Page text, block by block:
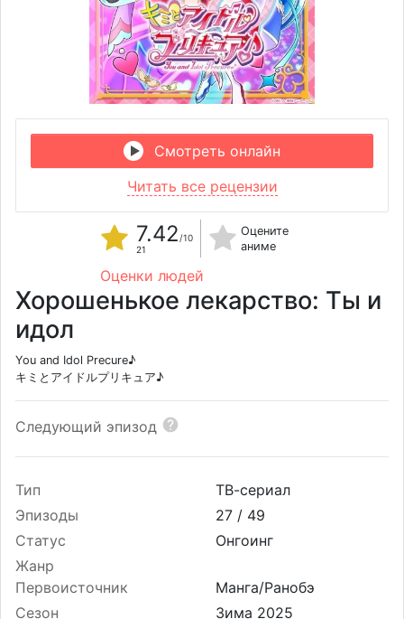
Смотреть онлайн
Читать все рецензии
7.42 /10
21
Оцените
аниме
Оценки людей
Хорошенькое лекарство: Ты и
идол
You and Idol Precure♪
キミとアイドルプリキュア♪
Следующий эпизод
Тип
ТВ-сериал
Эпизоды
27 / 49
Статус
Онгоинг
Жанр
Первоисточник
Манга/Ранобэ
Сезон
Зима 2025